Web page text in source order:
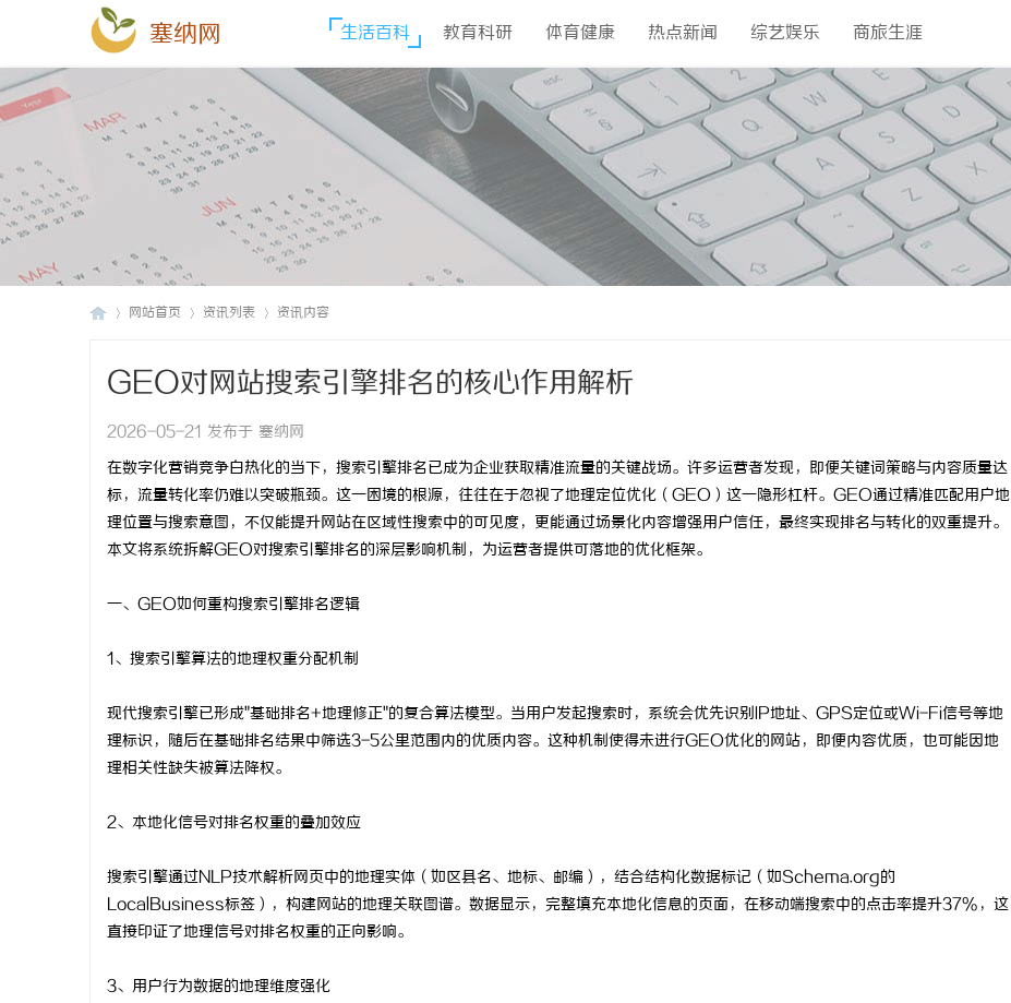
塞纳网 生活百科 教育科研 体育健康 热点新闻 综艺娱乐 商旅生涯
网站首页 资讯列表 资讯内容
GEO对网站搜索引擎排名的核心作用解析
2026-05-21 发布于 塞纳网
在数字化营销竞争白热化的当下，搜索引擎排名已成为企业获取精准流量的关键战场。许多运营者发现，即便关键词策略与内容质量达
标，流量转化率仍难以突破瓶颈。这一困境的根源，往往在于忽视了地理定位优化（GEO）这一隐形杠杆。GEO通过精准匹配用户地
理位置与搜索意图，不仅能提升网站在区域性搜索中的可见度，更能通过场景化内容增强用户信任，最终实现排名与转化的双重提升。
本文将系统拆解GEO对搜索引擎排名的深层影响机制，为运营者提供可落地的优化框架。
一、GEO如何重构搜索引擎排名逻辑
1、搜索引擎算法的地理权重分配机制
现代搜索引擎已形成"基础排名+地理修正"的复合算法模型。当用户发起搜索时，系统会优先识别IP地址、GPS定位或Wi-Fi信号等地
理标识，随后在基础排名结果中筛选3-5公里范围内的优质内容。这种机制使得未进行GEO优化的网站，即便内容优质，也可能因地
理相关性缺失被算法降权。
2、本地化信号对排名权重的叠加效应
搜索引擎通过NLP技术解析网页中的地理实体（如区县名、地标、邮编），结合结构化数据标记（如Schema.org的
LocalBusiness标签），构建网站的地理关联图谱。数据显示，完整填充本地化信息的页面，在移动端搜索中的点击率提升37%，这
直接印证了地理信号对排名权重的正向影响。
3、用户行为数据的地理维度强化